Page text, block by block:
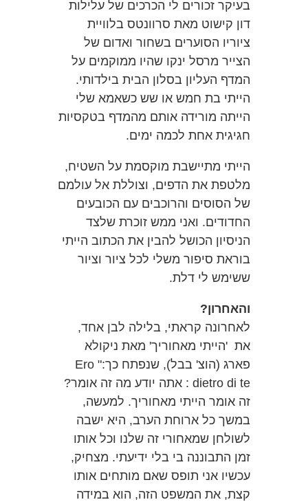
בעיקר זכורים לי הכרכים של עלילות
דון קישוט מאת סרוונטס בלוויית
ציוריו הסוערים בשחור ואדום של
הצייר מרסל ינקו שהיו ממוקמים על
המדף העליון בסלון הבית בילדותי.
הייתי בת חמש או שש כשאמא שלי
הייתה מורידה אותם מהמדף בטקסיות
חגיגית אחת לכמה ימים.
הייתי מתיישבת מוקסמת על השטיח,
מלטפת את הדפים, וצוללת אל עולמם
של הסוסים והרוכבים עם הכובעים
החדודים. ואני ממש זוכרת שלצד
הניסיון הכושל להבין את הכתוב הייתי
בוראת סיפור משלי לכל ציור וציור
ששימש לי דלת.
והאחרון?
לאחרונה קראתי, בלילה לבן אחד,
את 'הייתי מאחוריך' מאת ניקולא
פארג (הוצ' בבל), שנפתח כך:" Ero
dietro di te : אתה יודע מה זה אומר?
זה אומר הייתי מאחוריך. למעשה,
במשך כל ארוחת הערב, היא ישבה
לשולחן שמאחורי זה שלנו וכל אותו
זמן התבוננה בי בלי ידיעתי. מצחיק,
עכשיו אני תופס שאם מותחים אותו
קצת, את המשפט הזה, הוא במידה